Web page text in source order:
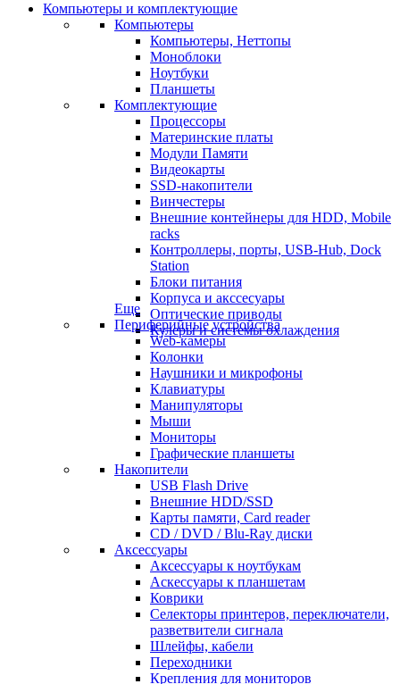
Компьютеры и комплектующие
Компьютеры
Компьютеры, Неттопы
Моноблоки
Ноутбуки
Планшеты
Комплектующие
Процессоры
Материнские платы
Модули Памяти
Видеокарты
SSD-накопители
Винчестеры
Внешние контейнеры для HDD, Mobile
racks
Контроллеры, порты, USB-Hub, Dock
Station
Блоки питания
Корпуса и акссесуары
Оптические приводы
Кулеры и системы охлаждения
Еще
Периферийные устройства
Web-камеры
Колонки
Наушники и микрофоны
Клавиатуры
Манипуляторы
Мыши
Мониторы
Графические планшеты
Накопители
USB Flash Drive
Внешние HDD/SSD
Карты памяти, Card reader
CD / DVD / Blu-Ray диски
Аксессуары
Аксессуары к ноутбукам
Аскессуары к планшетам
Коврики
Селекторы принтеров, переключатели,
разветвители сигнала
Шлейфы, кабели
Переходники
Крепления для мониторов